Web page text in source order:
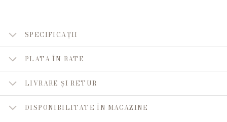
SPECIFICAȚII
PLATA ÎN RATE
LIVRARE ȘI RETUR
DISPONIBILITATE ÎN MAGAZINE